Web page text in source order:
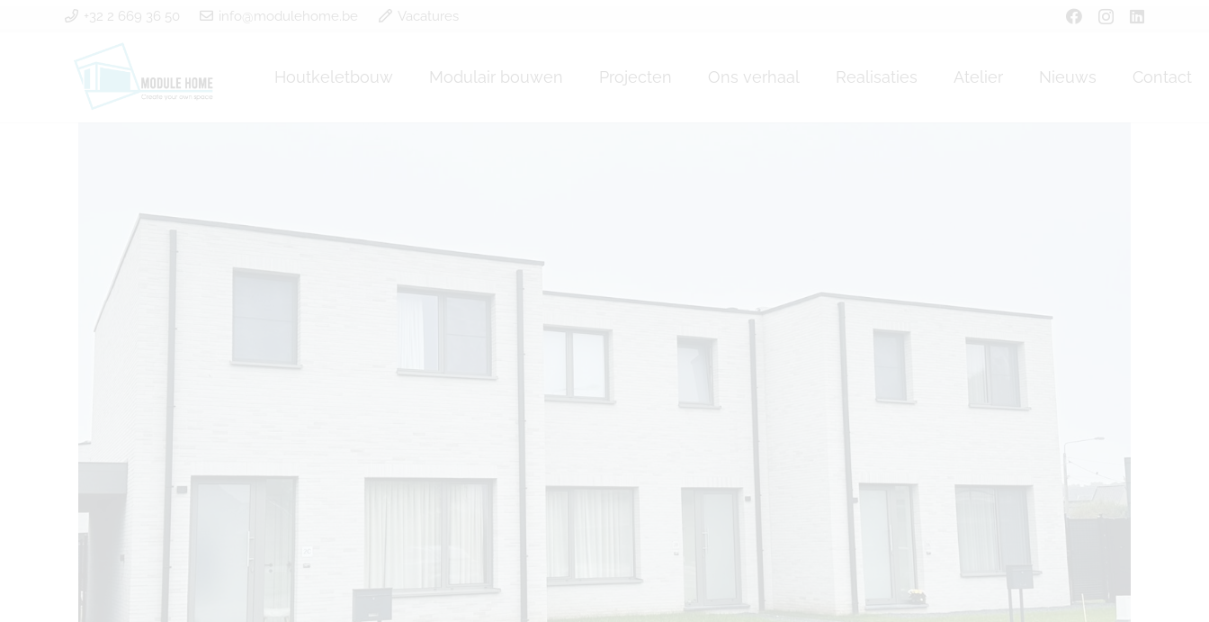
+32 2 669 36 50 info@modulehome.be Vacatures
Houtkeletbouw Modulair bouwen Projecten Ons verhaal Realisaties Atelier Nieuws Contact